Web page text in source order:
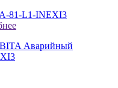
81-L1-INEXI3
Аварийный